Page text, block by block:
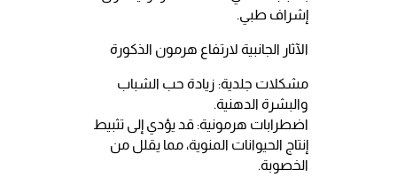
إشراف طبي.
الآثار الجانبية لارتفاع هرمون الذكورة
مشكلات جلدية: زيادة حب الشباب
والبشرة الدهنية.
اضطرابات هرمونية: قد يؤدي إلى تثبيط
إنتاج الحيوانات المنوية، مما يقلل من
الخصوبة.